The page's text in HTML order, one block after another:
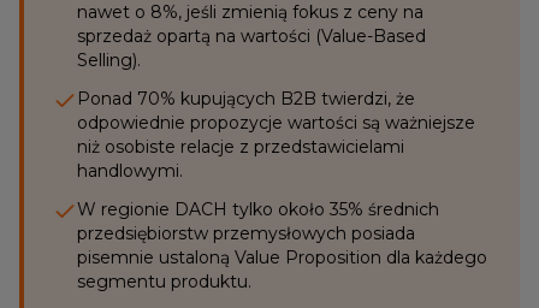
nawet o 8%, jeśli zmienią fokus z ceny na
sprzedaż opartą na wartości (Value-Based
Selling).
Ponad 70% kupujących B2B twierdzi, że
odpowiednie propozycje wartości są ważniejsze
niż osobiste relacje z przedstawicielami
handlowymi.
W regionie DACH tylko około 35% średnich
przedsiębiorstw przemysłowych posiada
pisemnie ustaloną Value Proposition dla każdego
segmentu produktu.